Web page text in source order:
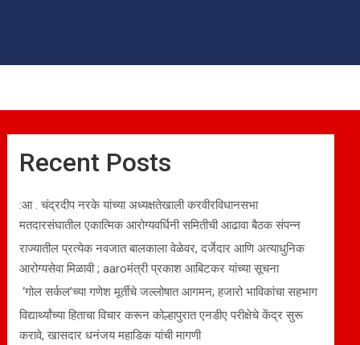
Recent Posts
:आ . चंद्रदीप नरके यांच्या अध्यक्षतेखाली करवीरविधानसभा
मतदारसंघातील एकात्मिक आरोग्यवर्धिनी समितीची आढावा बैठक संपन्न
राज्यातील प्रत्येक नवजात बालकाला वेळेवर, दर्जेदार आणि अत्याधुनिक
आरोग्यसेवा मिळावी ; aaroमंत्री प्रकाश आबिटकर यांच्या सूचना
‘गोल सर्कल’च्या गणेश मूर्तीचे जल्लोषात आगमन; हजारो भाविकांचा सहभाग
विद्यार्थ्यांच्या हिताचा विचार करून कोल्हापुरात एनडीए परीक्षेचे केंद्र सुरू
करावे, खासदार धनंजय महाडिक यांची मागणी